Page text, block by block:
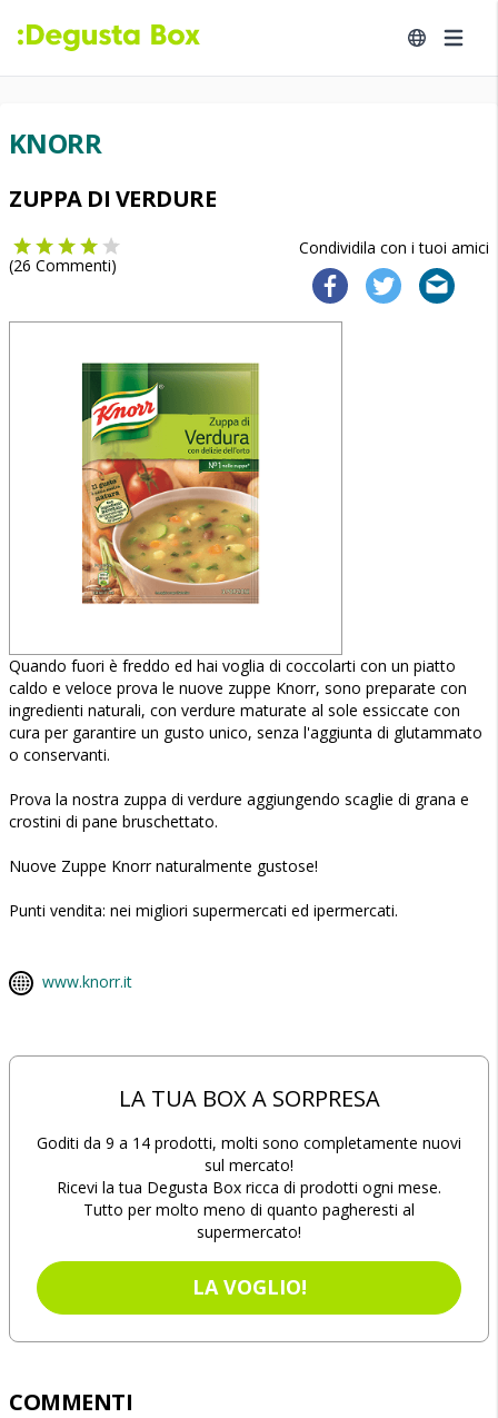
KNORR
ZUPPA DI VERDURE
Condividila con i tuoi amici
(26 Commenti)
Quando fuori è freddo ed hai voglia di coccolarti con un piatto
caldo e veloce prova le nuove zuppe Knorr, sono preparate con
ingredienti naturali, con verdure maturate al sole essiccate con
cura per garantire un gusto unico, senza l'aggiunta di glutammato
o conservanti.
Prova la nostra zuppa di verdure aggiungendo scaglie di grana e
crostini di pane bruschettato.
Nuove Zuppe Knorr naturalmente gustose!
Punti vendita: nei migliori supermercati ed ipermercati.
www.knorr.it
LA TUA BOX A SORPRESA
Goditi da 9 a 14 prodotti, molti sono completamente nuovi
sul mercato!
Ricevi la tua Degusta Box ricca di prodotti ogni mese.
Tutto per molto meno di quanto pagheresti al
supermercato!
LA VOGLIO!
COMMENTI